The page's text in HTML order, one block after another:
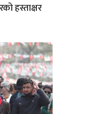
हस्ताक्षर